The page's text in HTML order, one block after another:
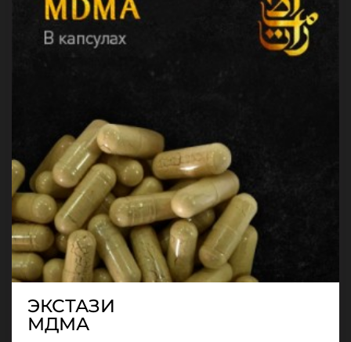
ЭКСТАЗИ
МДМА